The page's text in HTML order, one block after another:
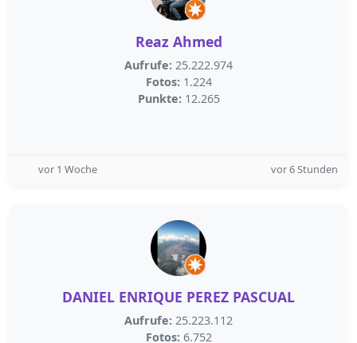
Reaz Ahmed
Aufrufe: 25.222.974
Fotos: 1.224
Punkte: 12.265
vor 1 Woche vor 6 Stunden
DANIEL ENRIQUE PEREZ PASCUAL
Aufrufe: 25.223.112
Fotos: 6.752